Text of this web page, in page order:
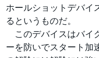
ホールショットデバイ
るというものだ。
このデバイスはバイ
ーを防いでスタート加